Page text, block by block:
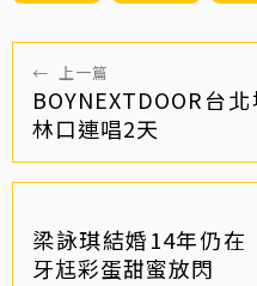
← 上一篇
BOYNEXTDOOR台
林口連唱2天
梁詠琪結婚14年仍在
牙尪彩蛋甜蜜放閃